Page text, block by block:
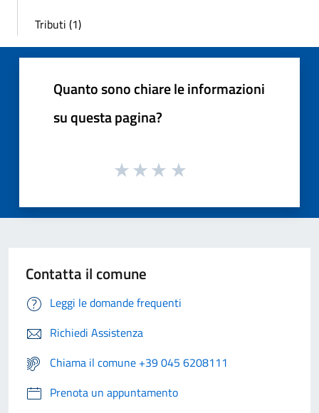
Tributi (1)
Quanto sono chiare le informazioni
su questa pagina?
Contatta il comune
Leggi le domande frequenti
Richiedi Assistenza
Chiama il comune +39 045 6208111
Prenota un appuntamento